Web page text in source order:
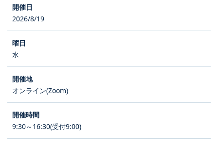
2026/8/19
水
オンライン(Zoom)
9:30～16:30(受付9:00)